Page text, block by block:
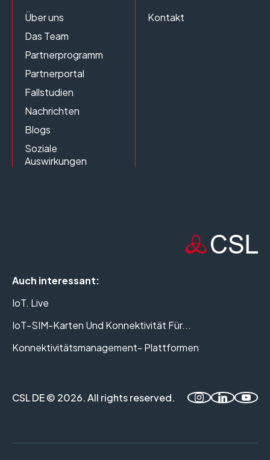
Über uns
Das Team
Partnerprogramm
Partnerportal
Fallstudien
Nachrichten
Blogs
Soziale
Auswirkungen
Kontakt
Auch interessant:
IoT. Live
IoT-SIM-Karten Und Konnektivität Für...
Konnektivitätsmanagement- Plattformen
CSL DE © 2026. All rights reserved.